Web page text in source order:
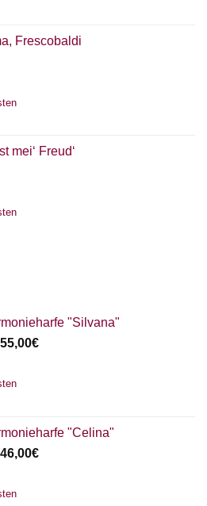
Frescobaldi
mei‘ Freud‘
"Silvana"
€
"Celina"
€